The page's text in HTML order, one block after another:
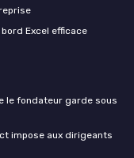
Excel efficace
le fondateur garde sous
impose aux dirigeants